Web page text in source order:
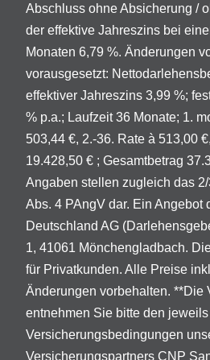
Abschluss ohne Absicherung /
der effektive Jahreszins bei
Monaten 6,79 %. Änderungen
vorausgesetzt:
effektiver Jahreszins 3,99 %;
% p.a.; Laufzeit 36 Monate; 1.
503,44 €, 2.-36. Rate à 513,00
19.428,50 € ; Gesamtbetrag
Angaben stellen zugleich das
Abs. 4 PAngV dar. Ein Angebot
Deutschland AG
1, 41061 Mönchengladbach.
für Privatkunden. Alle Preise
Änderungen vorbehalten. **Die
entnehmen Sie bitte den
Versicherungsbedingungen
Versicherungspartners CNP